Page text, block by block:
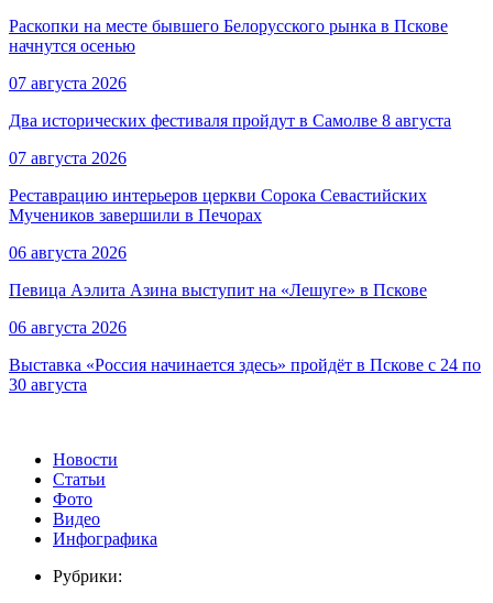
Раскопки на месте бывшего Белорусского рынка в Пскове
начнутся осенью
07 августа 2026
Два исторических фестиваля пройдут в Самолве 8 августа
07 августа 2026
Реставрацию интерьеров церкви Сорока Севастийских
Мучеников завершили в Печорах
06 августа 2026
Певица Аэлита Азина выступит на «Лешуге» в Пскове
06 августа 2026
Выставка «Россия начинается здесь» пройдёт в Пскове с 24 по
30 августа
Новости
Статьи
Фото
Видео
Инфографика
Рубрики: